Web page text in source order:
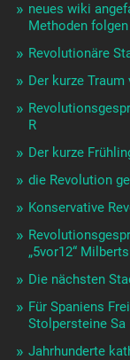
neues wiki
Methoden folgen
Revolutionäre
Der kurze
R
Der kurze
die Revolution
Konservative
„5vor12“
Die nächsten
Für Spaniens
Stolpersteine Sa
Jahrhunderte